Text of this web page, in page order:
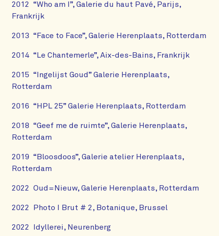
2012 “Who am I”, Galerie du haut Pavé, Parijs,
Frankrijk
2013 “Face to Face”, Galerie Herenplaats, Rotterdam
2014 “Le Chantemerle”, Aix-des-Bains, Frankrijk
2015 “Ingelijst Goud” Galerie Herenplaats,
Rotterdam
2016 “HPL 25” Galerie Herenplaats, Rotterdam
2018 “Geef me de ruimte”, Galerie Herenplaats,
Rotterdam
2019 “Bloosdoos”, Galerie atelier Herenplaats,
Rotterdam
2022 Oud=Nieuw, Galerie Herenplaats, Rotterdam
2022 Photo I Brut # 2, Botanique, Brussel
2022 Idyllerei, Neurenberg